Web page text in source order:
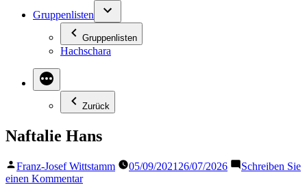
Gruppenlisten
Gruppenlisten
Hachschara
Zurück
Naftalie Hans
Veröffentlicht
von
Franz-Josef Wittstamm 05/09/2021 26/07/2026
Schreiben Sie
einen Kommentarzu